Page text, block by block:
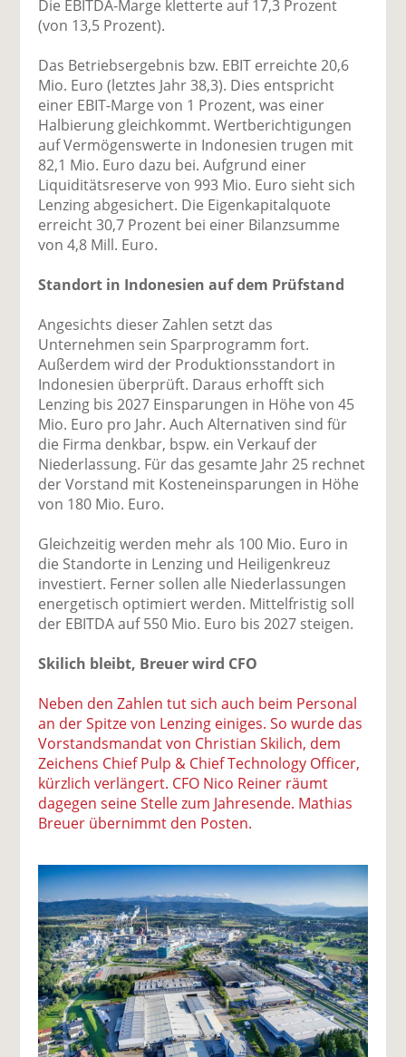
Die EBITDA-Marge kletterte auf 17,3 Prozent
(von 13,5 Prozent).
Das Betriebsergebnis bzw. EBIT erreichte 20,6
Mio. Euro (letztes Jahr 38,3). Dies entspricht
einer EBIT-Marge von 1 Prozent, was einer
Halbierung gleichkommt. Wertberichtigungen
auf Vermögenswerte in Indonesien trugen mit
82,1 Mio. Euro dazu bei. Aufgrund einer
Liquiditätsreserve von 993 Mio. Euro sieht sich
Lenzing abgesichert. Die Eigenkapitalquote
erreicht 30,7 Prozent bei einer Bilanzsumme
von 4,8 Mill. Euro.
Standort in Indonesien auf dem Prüfstand
Angesichts dieser Zahlen setzt das
Unternehmen sein Sparprogramm fort.
Außerdem wird der Produktionsstandort in
Indonesien überprüft. Daraus erhofft sich
Lenzing bis 2027 Einsparungen in Höhe von 45
Mio. Euro pro Jahr. Auch Alternativen sind für
die Firma denkbar, bspw. ein Verkauf der
Niederlassung. Für das gesamte Jahr 25 rechnet
der Vorstand mit Kosteneinsparungen in Höhe
von 180 Mio. Euro.
Gleichzeitig werden mehr als 100 Mio. Euro in
die Standorte in Lenzing und Heiligenkreuz
investiert. Ferner sollen alle Niederlassungen
energetisch optimiert werden. Mittelfristig soll
der EBITDA auf 550 Mio. Euro bis 2027 steigen.
Skilich bleibt, Breuer wird CFO
Neben den Zahlen tut sich auch beim Personal
an der Spitze von Lenzing einiges. So wurde das
Vorstandsmandat von Christian Skilich, dem
Zeichens Chief Pulp & Chief Technology Officer,
kürzlich verlängert. CFO Nico Reiner räumt
dagegen seine Stelle zum Jahresende. Mathias
Breuer übernimmt den Posten.